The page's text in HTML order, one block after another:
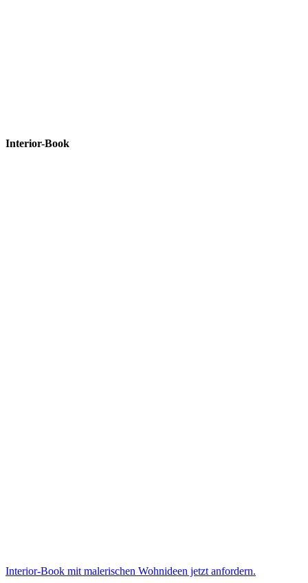
Interior-Book
Interior-Book mit malerischen Wohnideen jetzt anfordern.